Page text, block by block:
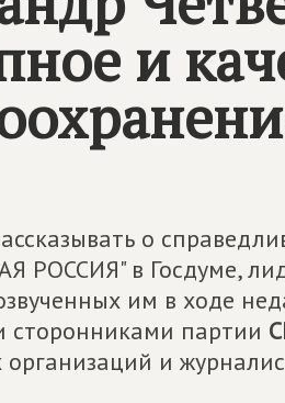
и
о
РОССИЯ" в Госдуме,
им в ходе
сторонниками партии
и